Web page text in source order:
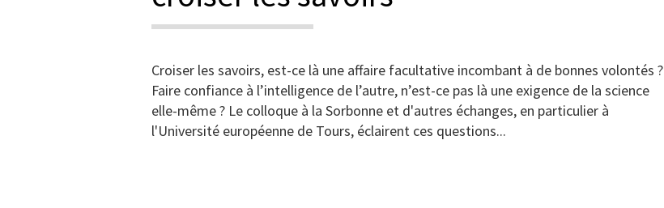
Croiser les savoirs, est-ce là une affaire facultative incombant à de bonnes volontés ?
Faire confiance à l’intelligence de l’autre, n’est-ce pas là une exigence de la science
elle-même ? Le colloque à la Sorbonne et d'autres échanges, en particulier à
l'Université européenne de Tours, éclairent ces questions...